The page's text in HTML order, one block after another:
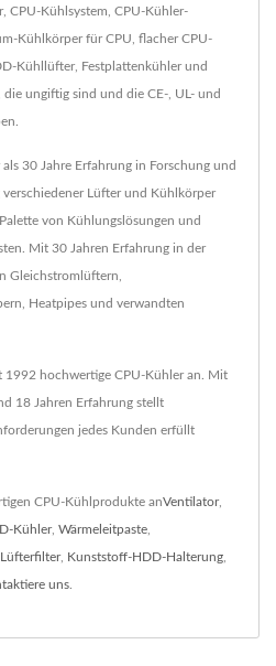
Kühlsystem, CPU-Kühler-
Kühlkörper für CPU, flacher CPU-
Kühllüfter, Festplattenkühler und
ungiftig sind und die CE-, UL- und
30 Jahre Erfahrung in Forschung und
Lüfter und Kühlkörper
von Kühlungslösungen und
Mit 30 Jahren Erfahrung in der
Gleichstromlüftern,
Heatpipes und verwandten
1992 hochwertige CPU-Kühler an. Mit
18 Jahren Erfahrung stellt
jedes Kunden erfüllt
CPU-Kühlprodukte anVentilator,
Kühler, Wärmeleitpaste
Lüfterfilter, Kunststoff-HDD-Halterung
uns